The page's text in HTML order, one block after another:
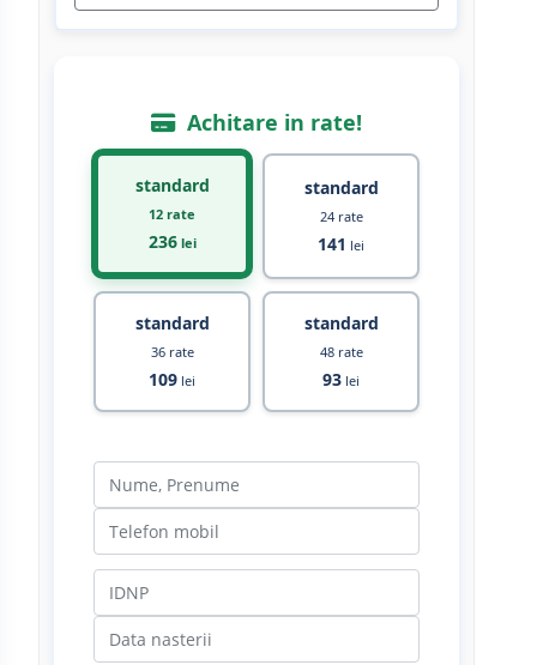
Achitare in rate!
standard
12 rate
236lei
standard
24 rate
141 lei
standard
36 rate
109 lei
standard
48 rate
93 lei